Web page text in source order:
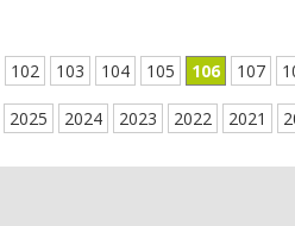
102 103 104 105 106 107
2025 2024 2023 2022 2021